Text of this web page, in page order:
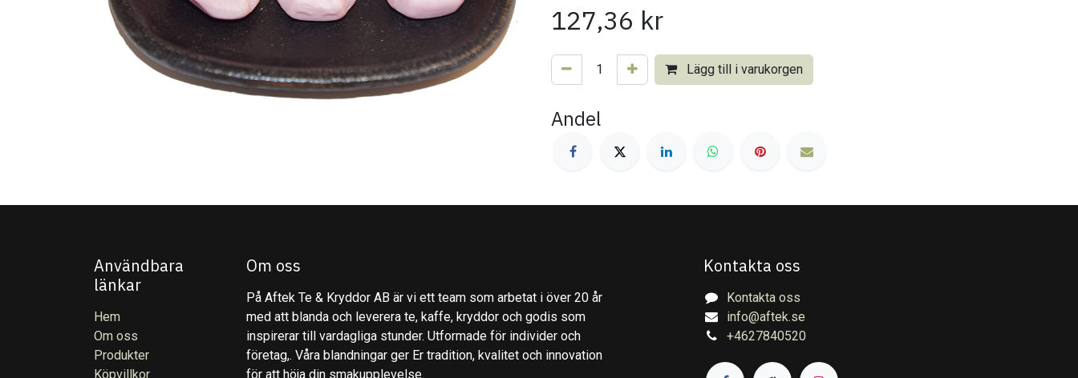
127,36 kr
Lägg till i varukorgen
Andel
Användbara
länkar
Hem
Om oss
Produkter
Köpvillkor
Om oss
På Aftek Te & Kryddor AB är vi ett team som arbetat i över 20 år
med att blanda och leverera te, kaffe, kryddor och godis som
inspirerar till vardagliga stunder. Utformade för individer och
företag,. Våra blandningar ger Er tradition, kvalitet och innovation
för att höja din smakupplevelse.
Kontakta oss
Kontakta oss
info@aftek.se
+4627840520